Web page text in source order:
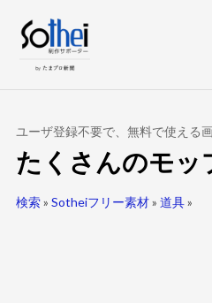
ユーザ登録不要で、無料で使える
たくさんのモッ
検索» Sotheiフリー素材» 道具»